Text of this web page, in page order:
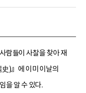
람들이 사찰을 찾아 재
)』에 이미 이날의
을 알 수 있다.